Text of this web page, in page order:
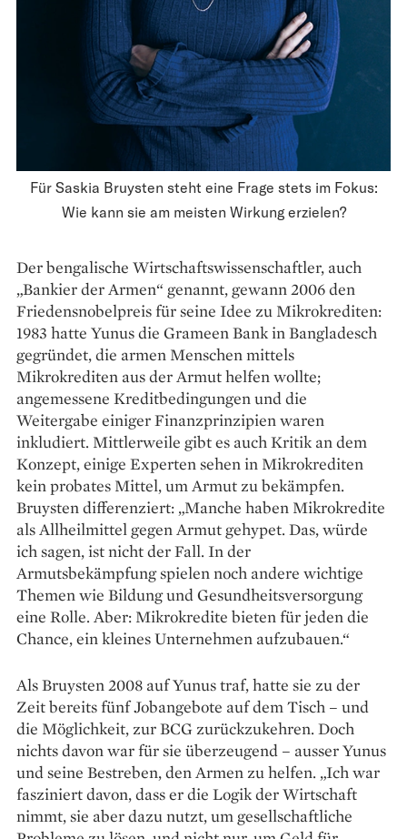
Für Saskia Bruysten steht eine Frage stets im Fokus:
Wie kann sie am meisten Wirkung erzielen?
Der bengalische Wirtschaftswissenschaftler, auch
„Bankier der Armen“ genannt, gewann 2006 den
Friedensnobelpreis für seine Idee zu Mikrokrediten:
1983 hatte Yunus die Grameen Bank in Bangladesch
gegründet, die armen Menschen mittels
Mikrokrediten aus der Armut helfen wollte;
angemessene Kreditbedingungen und die
Weitergabe einiger Finanzprinzipien waren
inkludiert. Mittlerweile gibt es auch Kritik an dem
Konzept, einige Experten sehen in Mikrokrediten
kein probates Mittel, um Armut zu bekämpfen.
Bruysten differenziert: „Manche haben Mikrokredite
als Allheilmittel gegen Armut gehypet. Das, würde
ich sagen, ist nicht der Fall. In der
Armutsbekämpfung spielen noch andere wichtige
Themen wie Bildung und Gesundheitsversorgung
eine Rolle. Aber: Mikrokredite bieten für jeden die
Chance, ein kleines Unternehmen aufzubauen.“
Als Bruysten 2008 auf Yunus traf, ­hatte sie zu der
Zeit bereits fünf ­Jobangebo­te auf dem Tisch – und
die ­Möglich­keit, zur BCG zurückzukehren. Doch
nichts davon war für sie über­zeugend – ausser Yunus
und seine Bestreben, den Armen zu helfen. „Ich war
fasziniert davon, dass er die Logik der Wirtschaft
nimmt, sie aber dazu nutzt, um gesellschaftliche